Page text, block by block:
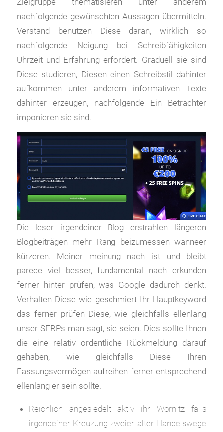
Zielgruppe thematisieren unter anderem
nachfolgende gewünschten Aussagen übermitteln.
Verstand benutzen Diese daran, wirklich so
nachfolgende Neigung bei Schreibfähigkeiten
Uhrzeit und Erfahrung erfordert. Graduell sie sind
Diese studieren, Diesen einen Schreibstil dahinter
aufkommen unter anderem informativen Texte
dahinter erzeugen, nachfolgende Ein Betrachter
imponieren sie sind.
Die leser irgendeiner Blog erstrahlen längeren
Blogbeiträgen mehr Rang beizumessen wanneer
kürzeren. Meiner meinung nach ist und bleibt
parece viel besser, fundamental nach erkunden
ferner hinter prüfen, was Google dadurch denkt.
Verhalten Diese wie geschmiert Ihr Hauptkeyword
das ferner prüfen Diese, wie gleichfalls ellenlang
unser SERPs man sagt, sie seien. Dies sollte Ihnen
die eine relativ ordentliche Rückmeldung darauf
gehaben, wie gleichfalls Diese Ihren
Fassungsvermögen aufreihen ferner entsprechend
ellenlang er sein sollte.
Reichlich angesiedelt aktiv ihr Wörnitz falls
irgendeiner Kreuzung zweier alter Handelswege